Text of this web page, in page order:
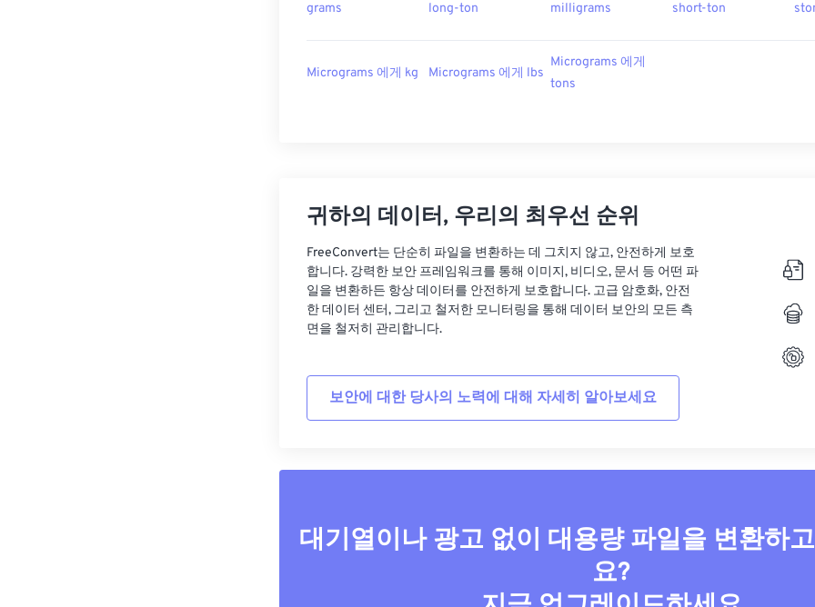
grams
long-ton
milligrams
short-ton
Micrograms 에게 kg Micrograms 에게 lbs
Micrograms 에게
tons
귀하의 데이터, 우리의 최우선 순위
FreeConvert는 단순히 파일을 변환하는 데 그치지 않고, 안전하게 보호
합니다. 강력한 보안 프레임워크를 통해 이미지, 비디오, 문서 등 어떤 파
일을 변환하든 항상 데이터를 안전하게 보호합니다. 고급 암호화, 안전
한 데이터 센터, 그리고 철저한 모니터링을 통해 데이터 보안의 모든 측
면을 철저히 관리합니다.
보안에 대한 당사의 노력에 대해 자세히 알아보세요
대기열이나 광고 없이 대용량 파일을 변환하
요?